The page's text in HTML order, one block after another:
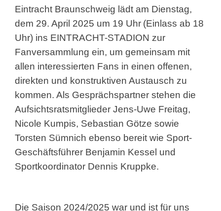
Eintracht Braunschweig lädt am Dienstag,
dem 29. April 2025 um 19 Uhr (Einlass ab 18
Uhr) ins EINTRACHT-STADION zur
Fanversammlung ein, um gemeinsam mit
allen interessierten Fans in einen offenen,
direkten und konstruktiven Austausch zu
kommen. Als Gesprächspartner stehen die
Aufsichtsratsmitglieder Jens-Uwe Freitag,
Nicole Kumpis, Sebastian Götze sowie
Torsten Sümnich ebenso bereit wie Sport-
Geschäftsführer Benjamin Kessel und
Sportkoordinator Dennis Kruppke.
Die Saison 2024/2025 war und ist für uns